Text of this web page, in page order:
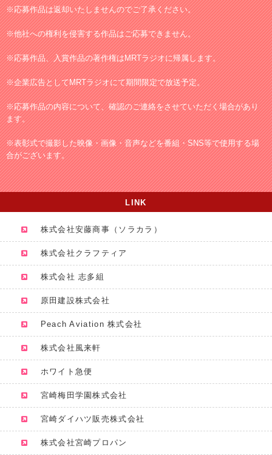
※応募作品は返却いたしませんのでご了承ください。
※他社への権利を侵害する作品はご応募できません。
※応募作品、入賞作品の著作権はMRTラジオに帰属します。
※企業広告としてMRTラジオにて期間限定で放送予定。
※応募作品の内容について、確認のご連絡をさせていただく場合があり
ます。
※表彰式で撮影した映像・画像・音声などを番組・SNS等で使用する場
合がございます。
LINK
株式会社安藤商事（ソラカラ）
株式会社クラフティア
株式会社 志多組
原田建設株式会社
Peach Aviation 株式会社
株式会社風来軒
ホワイト急便
宮崎梅田学園株式会社
宮崎ダイハツ販売株式会社
株式会社宮崎プロパン